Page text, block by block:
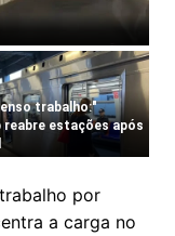
por
a carga no